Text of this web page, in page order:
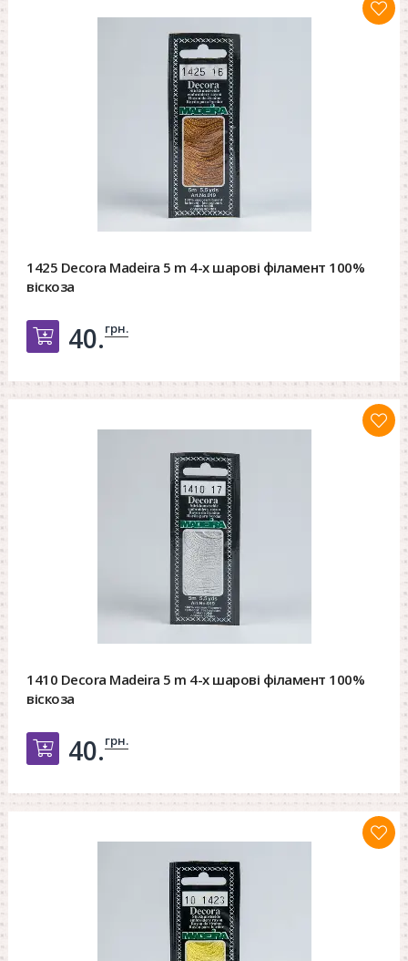
1425 Decora Madeira 5 m 4-х шарові філамент 100%
віскоза
Добавить в корзину
40.грн.
1410 Decora Madeira 5 m 4-х шарові філамент 100%
віскоза
Добавить в корзину
40.грн.